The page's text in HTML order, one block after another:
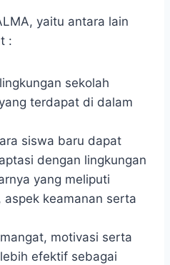
yaitu antara lain
:
sekolah
terdapat di dalam
siswa baru dapat
dengan lingkungan
yang meliputi
aspek keamanan serta
motivasi serta
efektif sebagai